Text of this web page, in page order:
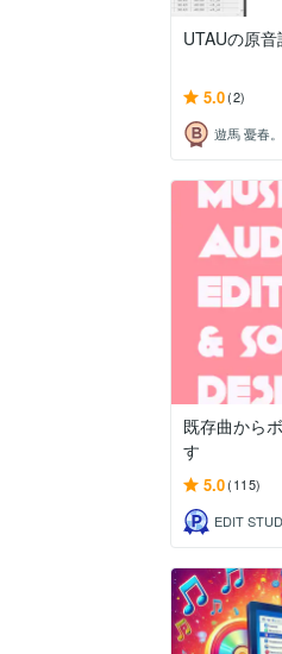
UTAUの原
5.0(2)
遊馬 憂春。
既存曲から
す
5.0(115)
EDIT